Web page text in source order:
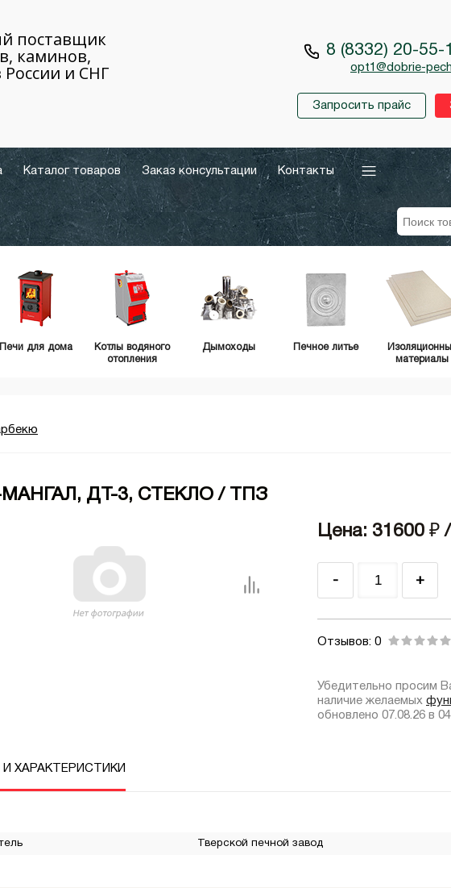
поставщик
каминов,
и СНГ
8 (8332) 20-55-
opt1@dobrie-
Запросить прайс
Каталог товаров Заказ консультации Контакты
Печи для дома
Котлы водяного
отопления
Дымоходы Печное литье
материалы
МАНГАЛ, ДТ-3, СТЕКЛО / ТПЗ
Цена: 31600 ₽
- +
Отзывов: 0
Убедительно просим
наличие желаемых
обновлено 07.08.26 в
ХАРАКТЕРИСТИКИ
Тверской печной завод